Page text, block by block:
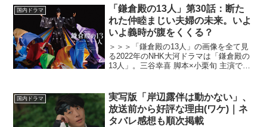
実写化した作品だ。公安警察の捜査官・
国下一...
国内ドラマ
「鎌倉殿の13人」第30話：断た
れた仲睦まじい夫婦の未来。いよ
いよ義時が腹をくくる？
＞＞＞「鎌倉殿の13人」の画像を全て見
る2022年のNHK大河ドラマは「鎌倉殿の
13人」。三谷幸喜 脚本×小栗旬 主演で描
れていない部分を想像と創作で補い、唯
一無二のエ...
国内ドラマ
実写版「岸辺露伴は動かない」、
放送前から好評な理由(ワケ)｜ネ
タバレ感想も順次掲載